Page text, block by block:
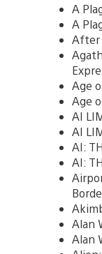
A
A
After
Age
Age
AI
AI
AI:
AI:
Alan
Alan